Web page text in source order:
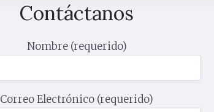
Contáctanos
Nombre (requerido)
Correo Electrónico (requerido)